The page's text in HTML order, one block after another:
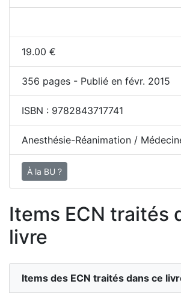
19.00 €
356 pages - Publié en févr. 2015
ISBN : 9782843717741
Anesthésie-Réanimation /
À la BU ?
Items ECN traités
livre
Items des ECN traités dans ce